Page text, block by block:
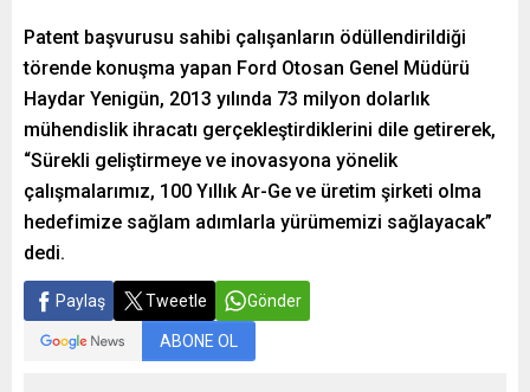
Patent başvurusu sahibi çalışanların ödüllendirildiği
törende konuşma yapan Ford Otosan Genel Müdürü
Haydar Yenigün, 2013 yılında 73 milyon dolarlık
mühendislik ihracatı gerçekleştirdiklerini dile getirerek,
“Sürekli geliştirmeye ve inovasyona yönelik
çalışmalarımız, 100 Yıllık Ar-Ge ve üretim şirketi olma
hedefimize sağlam adımlarla yürümemizi sağlayacak”
dedi.
Paylaş Tweetle Gönder
ABONE OL